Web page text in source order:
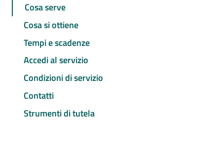
Cosa serve
Cosa si ottiene
Tempi e scadenze
Accedi al servizio
Condizioni di servizio
Contatti
Strumenti di tutela